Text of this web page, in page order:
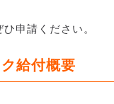
申請ください。
給付概要